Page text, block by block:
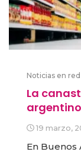
Noticias en red
La
argentino
19 marzo,
En Buenos